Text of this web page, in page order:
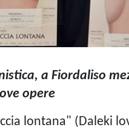
a Fiordaliso
opere
lontana" (Daleki